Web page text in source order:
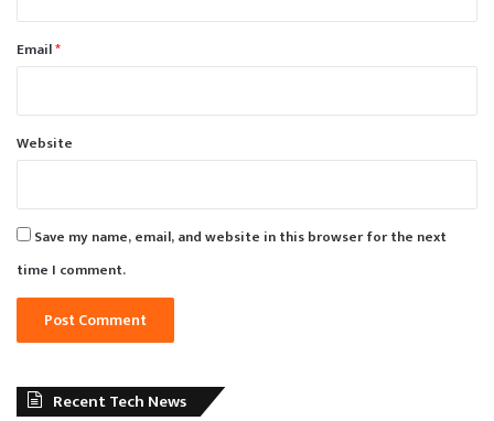
Email*
Website
Save my name, email, and website in this browser for the next
time I comment.
Recent Tech News